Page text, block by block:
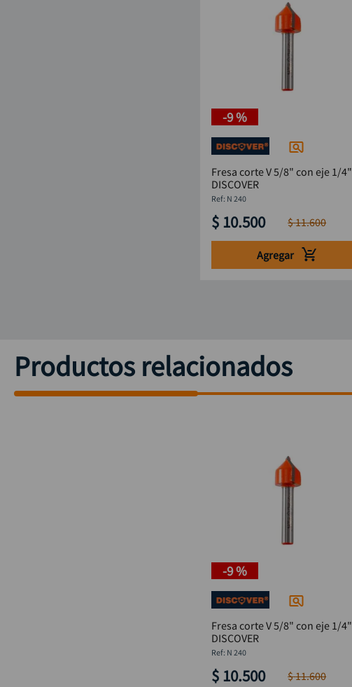
-9 %
Fresa corte V 5/8" con eje 1/4"
DISCOVER
: N 240
$ 10.500 $11.600
Agregar
Productos relacionados
-9 %
Fresa corte V 5/8" con eje 1/4"
DISCOVER
: N 240
$ 10.500 $11.600